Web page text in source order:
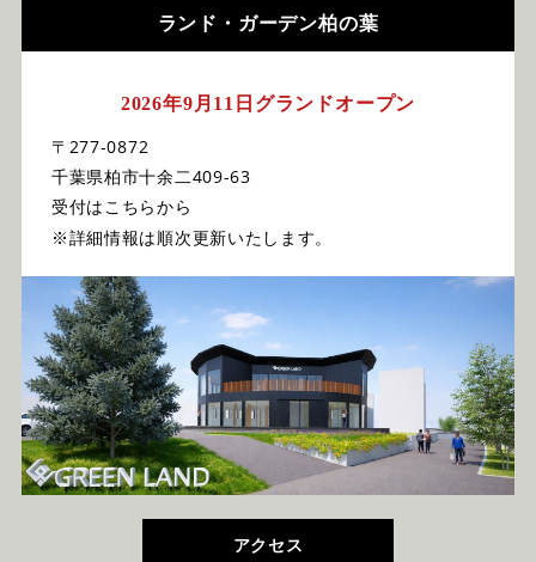
ランド・ガーデン柏の葉
2026年9月11日グランドオープン
〒277-0872
千葉県柏市十余二409-63
受付はこちらから
※詳細情報は順次更新いたします。
アクセス